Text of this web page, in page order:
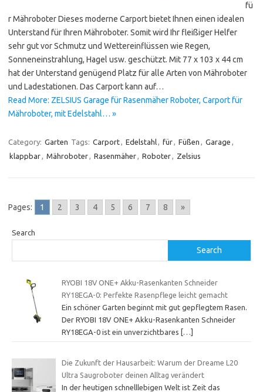
fü
r Mähroboter Dieses moderne Carport bietet Ihnen einen idealen
Unterstand für Ihren Mähroboter. Somit wird Ihr fleißiger Helfer
sehr gut vor Schmutz und Wettereinflüssen wie Regen,
Sonneneinstrahlung, Hagel usw. geschützt. Mit 77 x 103 x 44 cm
hat der Unterstand genügend Platz für alle Arten von Mähroboter
und Ladestationen. Das Carport kann auf…
Read More: ZELSIUS Garage für Rasenmäher Roboter, Carport für
Mähroboter, mit Edelstahl… »
Category: Garten Tags: Carport, Edelstahl, für, Füßen , Garage ,
klappbar, Mähroboter, Rasenmäher, Roboter, Zelsius
Pages: 1 2 3 4 5 6 7 8 »
Search
Search
RYOBI 18V ONE+ Akku-Rasenkanten Schneider
RY18EGA-0: Perfekte Rasenpflege leicht gemacht
Ein schöner Garten beginnt mit gut gepflegtem Rasen.
Der RYOBI 18V ONE+ Akku-Rasenkanten Schneider
RY18EGA-0 ist ein unverzichtbares
[…]
Die Zukunft der Hausarbeit: Warum der Dreame L20
Ultra Saugroboter deinen Alltag verändert
In der heutigen schnelllebigen Welt ist Zeit das